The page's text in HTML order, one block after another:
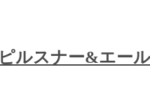
ルスナー&エール